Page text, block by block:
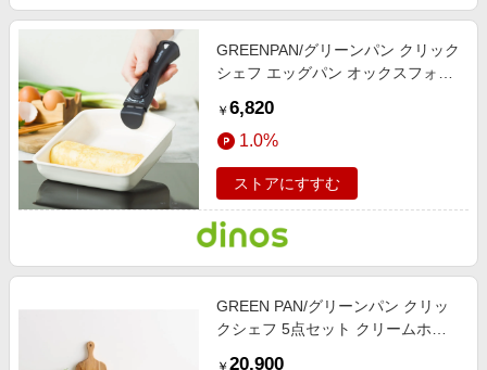
金融・マネー・保険
デジタルコンテンツ
ビジネス・その他サービス
Samsung ボーナスキャンペーン
週末の高還元 夏の長期版
GREENPAN/グリーンパン クリック
シェフ エッグパン オックスフォー
￥ 6,820
1.0%
ストアにすすむ
GREEN PAN/グリーンパン クリッ
クシェフ 5点セット クリームホワ
￥ 20,900